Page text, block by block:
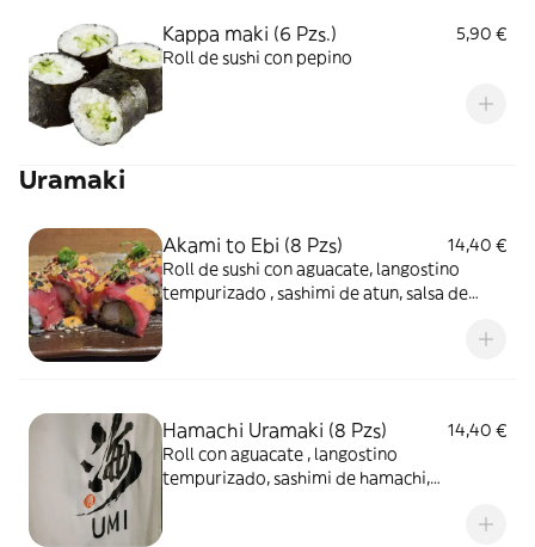
Kappa maki (6 Pzs.)
5,90 €
Roll de sushi con pepino
Uramaki
Akami to Ebi (8 Pzs)
14,40 €
Roll de sushi con aguacate, langostino
tempurizado , sashimi de atun, salsa de
Hamachi Uramaki (8 Pzs)
14,40 €
Roll con aguacate , langostino
tempurizado, sashimi de hamachi,